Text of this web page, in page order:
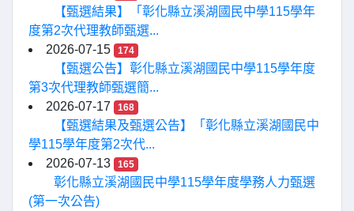
【甄選結果】「彰化縣立溪湖國民中學115學年
度第2次代理教師甄選...
2026-07-15
174
【甄選公告】彰化縣立溪湖國民中學115學年度
第3次代理教師甄選簡...
2026-07-17
168
【甄選結果及甄選公告】「彰化縣立溪湖國民中
學115學年度第2次代...
2026-07-13
165
彰化縣立溪湖國民中學115學年度學務人力甄選
(第一次公告)